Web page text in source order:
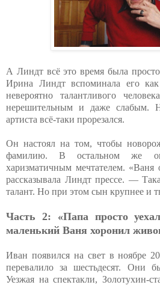
А Линдт всё это время была
Ирина Линдт вспоминала его
невероятно талантливого
нерешительным и даже слабым.
артиста всё-таки прорезался.
Он настоял на том, чтобы
фамилию. В остальном же
харизматичным мечтателем.
рассказывала Линдт прессе. —
талант. Но при этом сын крупнее и
Часть 2: «Папа просто
маленький Ваня хоронил
Иван появился на свет в ноябре
перевалило за шестьдесят. Они
Уезжая на спектакли, Золотухин-